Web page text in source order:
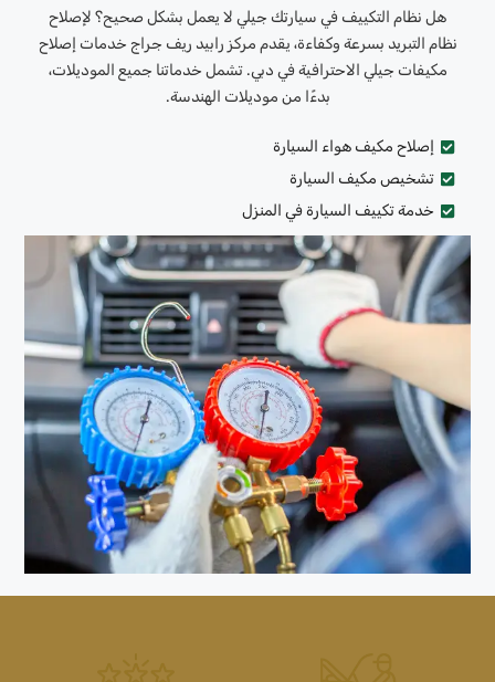
هل نظام التكييف في سيارتك جيلي لا يعمل بشكل صحيح؟ لإصلاح
نظام التبريد بسرعة وكفاءة، يقدم مركز رابيد ريف جراج خدمات إصلاح
مكيفات جيلي الاحترافية في دبي. تشمل خدماتنا جميع الموديلات،
بدءًا من موديلات الهندسة.
إصلاح مكيف هواء السيارة
تشخيص مكيف السيارة
خدمة تكييف السيارة في المنزل